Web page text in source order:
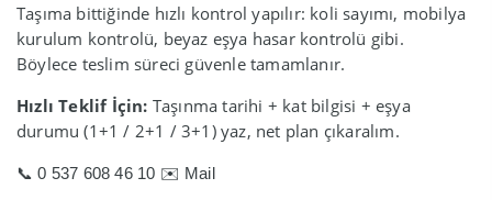
Taşıma bittiğinde hızlı kontrol yapılır: koli sayımı, mobilya
kurulum kontrolü, beyaz eşya hasar kontrolü gibi.
Böylece teslim süreci güvenle tamamlanır.
Hızlı Teklif İçin: Taşınma tarihi + kat bilgisi + eşya
durumu (1+1 / 2+1 / 3+1) yaz, net plan çıkaralım.
📞 0 537 608 46 10 ✉️ Mail